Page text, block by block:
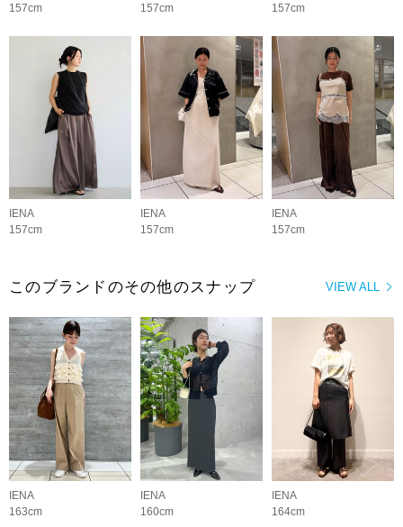
157cm
157cm
157cm
IENA
157cm
IENA
157cm
IENA
157cm
VIEW ALL
このブランドのその他のスナップ
IENA
163cm
IENA
160cm
IENA
164cm